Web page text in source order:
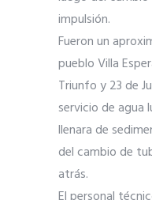
impulsión.
Fueron un
pueblo Villa
Triunfo y 23 de
servicio de agua
llenara de
del cambio de
atrás.